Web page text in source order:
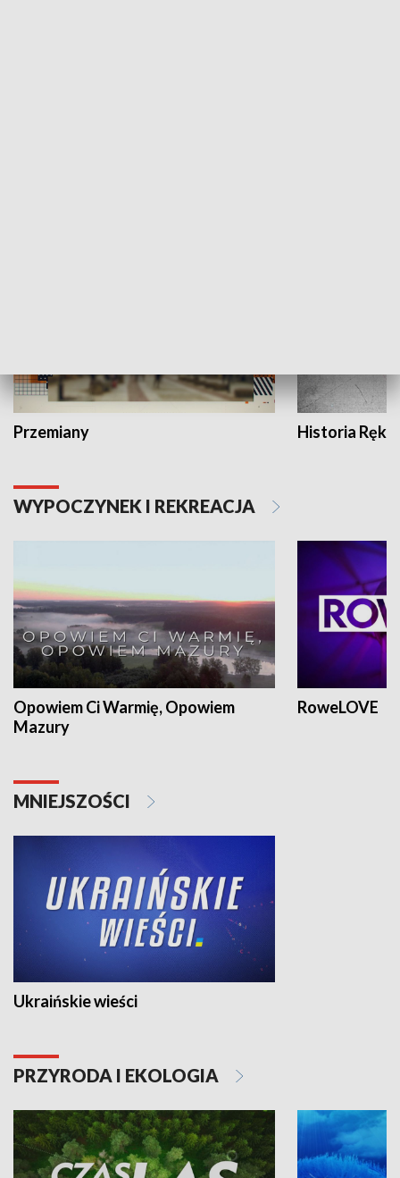
Przemiany Historia Ręką
WYPOCZYNEK I REKREACJA
Opowiem Ci Warmię, Opowiem
Mazury
RoweLOVE
MNIEJSZOŚCI
Ukraińskie wieści
PRZYRODA I EKOLOGIA